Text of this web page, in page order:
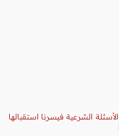
الشرعية فيسرنا استقبالها